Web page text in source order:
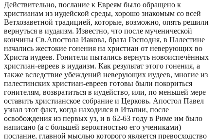
Действительно, послание к Евреям было обращено к
христианам из иудейской среды, хорошо знакомым со всей
Ветхозаветной традицией, которые, возможно, опять решили
вернуться в иудаизм. Известно, что после мученической
кончины Св.Апостола Иакова, брата Господня, в Палестине
начались жестокие гонения на христиан от неверующих во
Христа иудеев. Гонители пытались вернуть новоиспечённых
христиан-евреев в иудаизм. Как результат этого гонения, а
также вследствие убеждений неверующих иудеев, многие из
палестинских христиан-евреев готовы были покориться
гонителям, возвратиться в иудейство, или, по меньшей мере
оставить христианское собрание и Церковь. Апостол Павел
узнал этот факт, когда находился в Италии, после
освобождения из первых уз, и в 62-63 году в Риме им было
написано (а с большей вероятностью его учениками)
послание, главной мыслью которого является превосходство